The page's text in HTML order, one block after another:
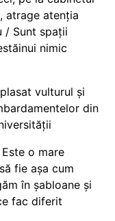
atrage atenția
/ Sunt spații
nimic
vulturul și
din
o mare
fie așa cum
în șabloane și
fac diferit